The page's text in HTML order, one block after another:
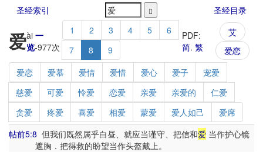
圣经索引 圣经目录
爱ài 一
览-977次
1 2 3 4 5
6
7
8 9
PDF:
简. 繁
艾
爱恋
爱恋
爱慕 爱情 爱惜 爱心 爱子
宠爱
慈爱
可爱 怜爱 恋爱 亲爱 亲爱的
仁爱
贪爱
疼爱 喜爱 相爱 蒙爱 爱人如己
爱席
帖前5:8 但我们既然属乎白昼、就应当谨守、把信和爱 当作护心镜
遮胸．把得救的盼望当作头盔戴上。